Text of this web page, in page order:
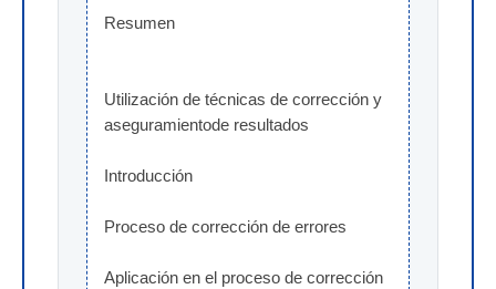
Resumen
Utilización de técnicas de corrección y
aseguramientode resultados
Introducción
Proceso de corrección de errores
Aplicación en el proceso de corrección